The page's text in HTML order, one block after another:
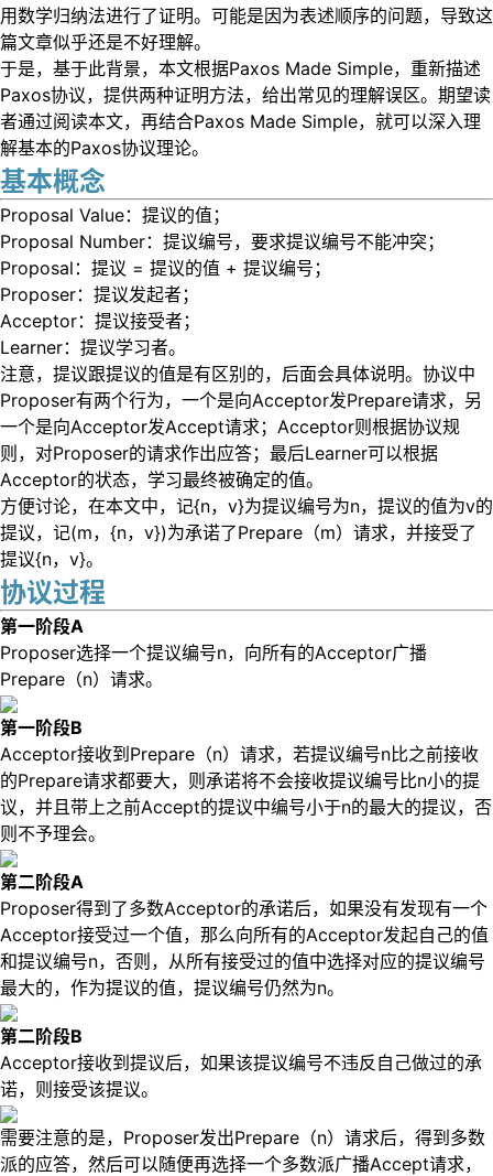
用数学归纳法进行了证明。可能是因为表述顺序的问题，导致这
篇文章似乎还是不好理解。
于是，基于此背景，本文根据Paxos Made Simple，重新描述
Paxos协议，提供两种证明方法，给出常见的理解误区。期望读
者通过阅读本文，再结合Paxos Made Simple，就可以深入理
解基本的Paxos协议理论。
基本概念
Proposal Value：提议的值；
Proposal Number：提议编号，要求提议编号不能冲突；
Proposal：提议 = 提议的值 + 提议编号；
Proposer：提议发起者；
Acceptor：提议接受者；
Learner：提议学习者。
注意，提议跟提议的值是有区别的，后面会具体说明。协议中
Proposer有两个行为，一个是向Acceptor发Prepare请求，另
一个是向Acceptor发Accept请求；Acceptor则根据协议规
则，对Proposer的请求作出应答；最后Learner可以根据
Acceptor的状态，学习最终被确定的值。
方便讨论，在本文中，记{n，v}为提议编号为n，提议的值为v的
提议，记(m，{n，v})为承诺了Prepare（m）请求，并接受了
提议{n，v}。
协议过程
第一阶段A
Proposer选择一个提议编号n，向所有的Acceptor广播
Prepare（n）请求。
第一阶段B
Acceptor接收到Prepare（n）请求，若提议编号n比之前接收
的Prepare请求都要大，则承诺将不会接收提议编号比n小的提
议，并且带上之前Accept的提议中编号小于n的最大的提议，否
则不予理会。
第二阶段A
Proposer得到了多数Acceptor的承诺后，如果没有发现有一个
Acceptor接受过一个值，那么向所有的Acceptor发起自己的值
和提议编号n，否则，从所有接受过的值中选择对应的提议编号
最大的，作为提议的值，提议编号仍然为n。
第二阶段B
Acceptor接收到提议后，如果该提议编号不违反自己做过的承
诺，则接受该提议。
需要注意的是，Proposer发出Prepare（n）请求后，得到多数
派的应答，然后可以随便再选择一个多数派广播Accept请求，